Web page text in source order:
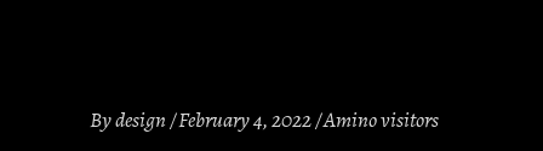
Bydesign February 4, 2022 Amino visitors